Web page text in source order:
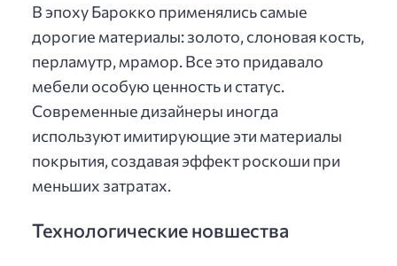
В эпоху Барокко применялись самые
дорогие материалы: золото, слоновая кость,
перламутр, мрамор. Все это придавало
мебели особую ценность и статус.
Современные дизайнеры иногда
используют имитирующие эти материалы
покрытия, создавая эффект роскоши при
меньших затратах.
Технологические новшества